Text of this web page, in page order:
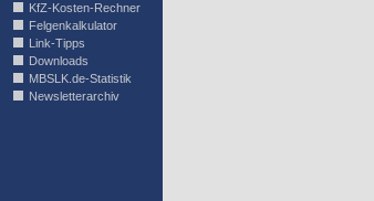
KfZ-Kosten-Rechner
Felgenkalkulator
Link-Tipps
Downloads
MBSLK.de-Statistik
Newsletterarchiv